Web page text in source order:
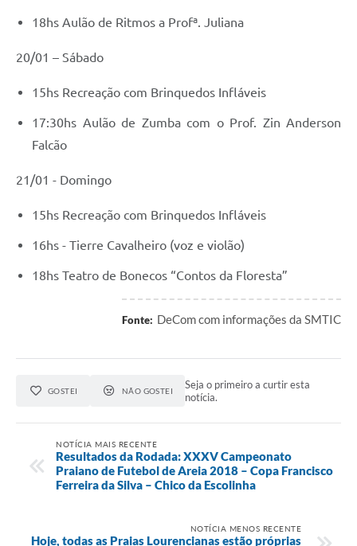
18hs Aulão de Ritmos a Profª. Juliana
20/01 – Sábado
15hs Recreação com Brinquedos Infláveis
17:30hs Aulão de Zumba com o Prof. Zin Anderson
Falcão
21/01 - Domingo
15hs Recreação com Brinquedos Infláveis
16hs - Tierre Cavalheiro (voz e violão)
18hs Teatro de Bonecos “Contos da Floresta”
Fonte: DeCom com informações da SMTIC
GOSTEI NÃO GOSTEI
Seja o primeiro a curtir esta
notícia.
NOTÍCIA MAIS RECENTE
Resultados da Rodada: XXXV Campeonato
Praiano de Futebol de Areia 2018 – Copa Francisco
Ferreira da Silva – Chico da Escolinha
NOTÍCIA MENOS RECENTE
Hoje, todas as Praias Lourencianas estão próprias